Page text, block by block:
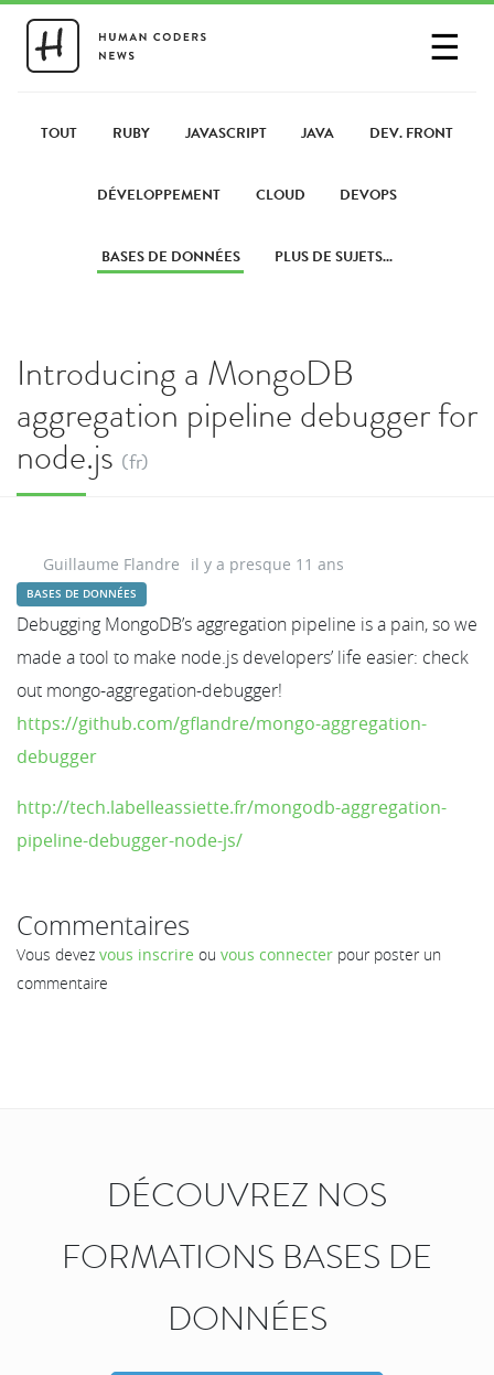
☰
PARTAGER UN LIEN
TOUT RUBY JAVASCRIPT JAVA DEV. FRONT
DÉVELOPPEMENT CLOUD DEVOPS
BASES DE DONNÉES PLUS DE SUJETS...
Introducing a MongoDB
aggregation pipeline debugger for
node.js (fr)
Guillaume Flandre il y a presque 11 ans
BASES DE DONNÉES
Debugging MongoDB’s aggregation pipeline is a pain, so we
made a tool to make node.js developers’ life easier: check
out mongo-aggregation-debugger!
https://github.com/gflandre/mongo-aggregation-
debugger
http://tech.labelleassiette.fr/mongodb-aggregation-
pipeline-debugger-node-js/
Commentaires
Vous devez vous inscrire ou vous connecter pour poster un
commentaire
DÉCOUVREZ NOS
FORMATIONS BASES DE
DONNÉES